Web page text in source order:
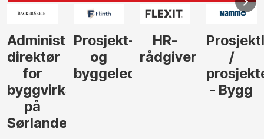
for
Prosjekt-
byggeleder
HR-
rådgiver
- Bygg